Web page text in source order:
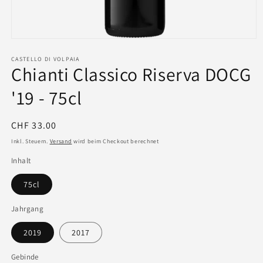
CASTELLO DI VOLPAIA
Chianti Classico Riserva DOCG
'19 - 75cl
Normaler
Preis
CHF 33.00
Inkl. Steuern. Versand wird beim Checkout berechnet
Inhalt
75cl
Jahrgang
2019 2017
Gebinde